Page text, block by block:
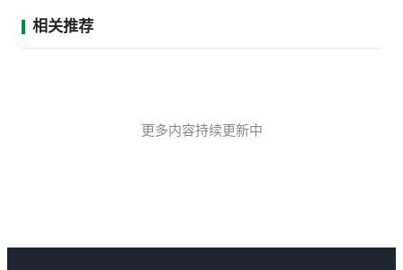
相关推荐
更多内容持续更新中